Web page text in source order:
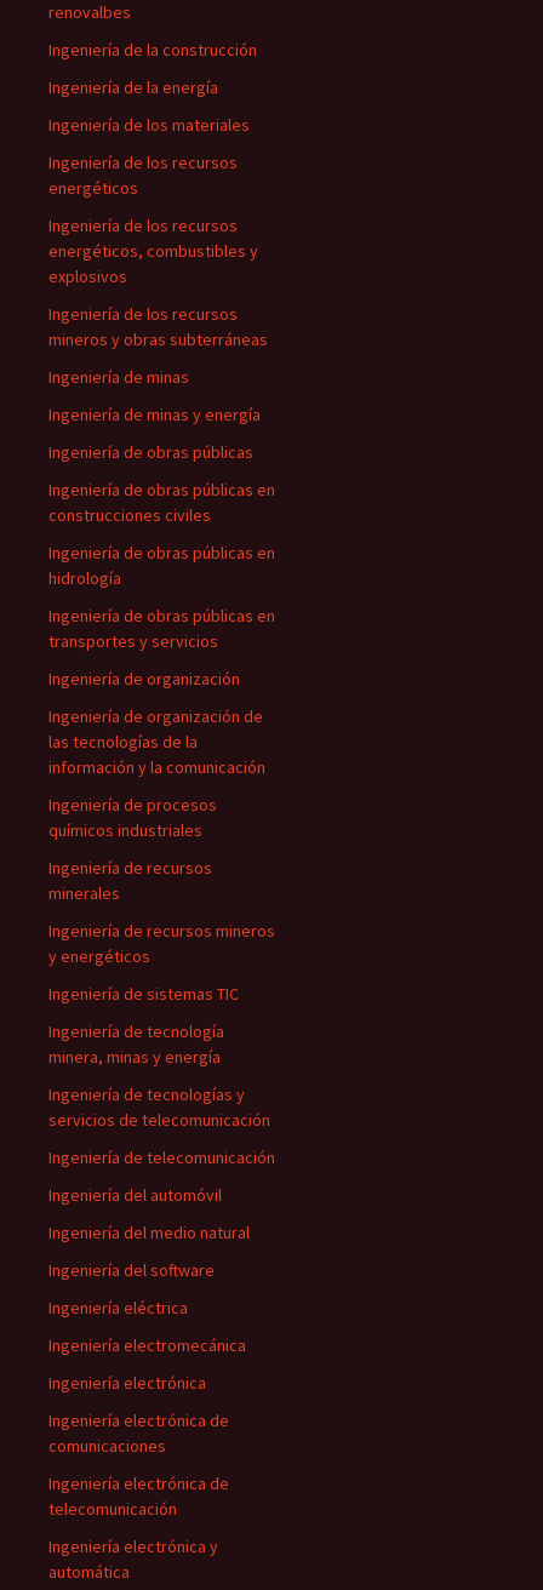
renovalbes
Ingeniería de la construcción
Ingeniería de la energía
Ingeniería de los materiales
Ingeniería de los recursos
energéticos
Ingeniería de los recursos
energéticos, combustibles y
explosivos
Ingeniería de los recursos
mineros y obras subterráneas
Ingeniería de minas
Ingeniería de minas y energía
Ingeniería de obras públicas
Ingeniería de obras públicas en
construcciones civiles
Ingeniería de obras públicas en
hidrología
Ingeniería de obras públicas en
transportes y servicios
Ingeniería de organización
Ingeniería de organización de
las tecnologías de la
información y la comunicación
Ingeniería de procesos
químicos industriales
Ingeniería de recursos
minerales
Ingeniería de recursos mineros
y energéticos
Ingeniería de sistemas TIC
Ingeniería de tecnología
minera, minas y energía
Ingeniería de tecnologías y
servicios de telecomunicación
Ingeniería de telecomunicación
Ingeniería del automóvil
Ingeniería del medio natural
Ingeniería del software
Ingeniería eléctrica
Ingeniería electromecánica
Ingeniería electrónica
Ingeniería electrónica de
comunicaciones
Ingeniería electrónica de
telecomunicación
Ingeniería electrónica y
automática